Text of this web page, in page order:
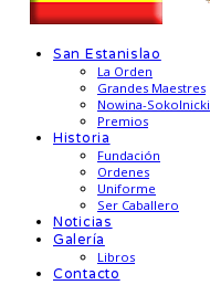
San Estanislao
La Orden
Grandes Maestres
Nowina-Sokolnicki
Premios
Historia
Fundación
Ordenes
Uniforme
Ser Caballero
Noticias
Galería
Libros
Contacto